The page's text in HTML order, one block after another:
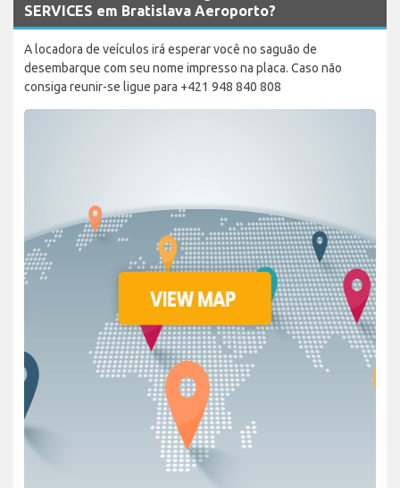
SERVICES em Bratislava Aeroporto?
A locadora de veículos irá esperar você no saguão de
desembarque com seu nome impresso na placa. Caso não
consiga reunir-se ligue para +421 948 840 808